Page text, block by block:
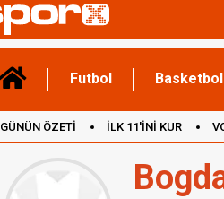
Futbol Basketbol
GÜNÜN ÖZETİ İLK 11'İNİ KUR